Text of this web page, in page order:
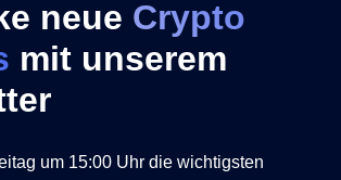
neue Crypto
mit unserem
um 15:00 Uhr die wichtigsten